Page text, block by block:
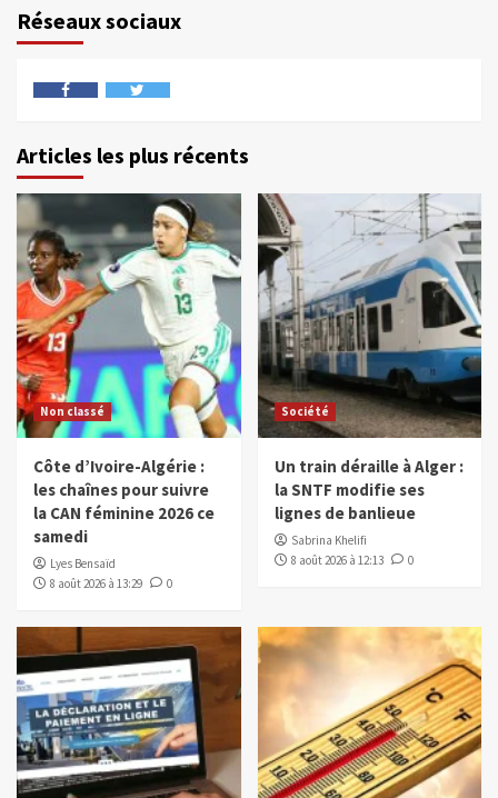
Réseaux sociaux
Articles les plus récents
Non classé
Côte d’Ivoire-Algérie :
les chaînes pour suivre
la CAN féminine 2026 ce
samedi
Lyes Bensaïd
8 août 2026 à 13:29
0
Société
Un train déraille à Alger :
la SNTF modifie ses
lignes de banlieue
Sabrina Khelifi
8 août 2026 à 12:13
0